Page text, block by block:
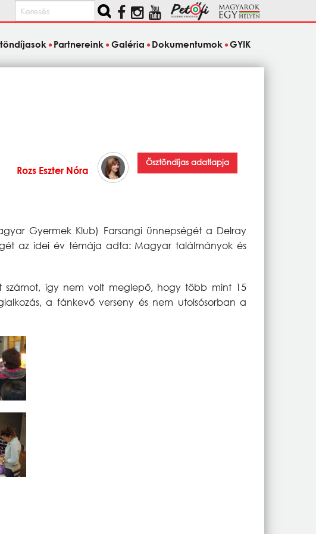
Keresés
Partnereink Galéria Dokumentumok GYIK
Rozs Eszter Nóra
Ösztöndíjas adatlapja
Gyermek Klub) Farsangi ünnepségét a Delray
az idei év témája adta: Magyar találmányok és
számot, így nem volt meglepő, hogy több mint 15
a fánkevő verseny és nem utolsósorban a